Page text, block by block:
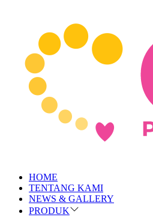
HOME
TENTANG KAMI
NEWS & GALLERY
PRODUK